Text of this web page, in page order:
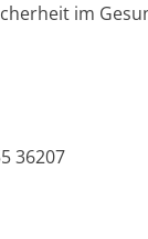
im
36207